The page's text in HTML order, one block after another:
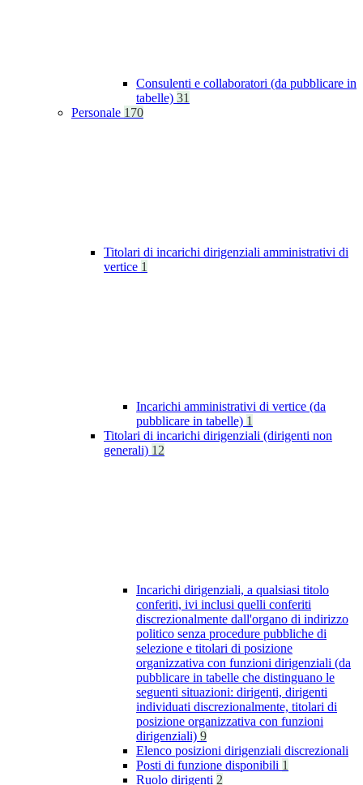
Consulenti e collaboratori (da pubblicare in
tabelle) 31
Personale 170
Titolari di incarichi dirigenziali amministrativi di
vertice 1
Incarichi amministrativi di vertice (da
pubblicare in tabelle) 1
Titolari di incarichi dirigenziali (dirigenti non
generali) 12
Incarichi dirigenziali, a qualsiasi titolo
conferiti, ivi inclusi quelli conferiti
discrezionalmente dall'organo di indirizzo
politico senza procedure pubbliche di
selezione e titolari di posizione
organizzativa con funzioni dirigenziali (da
pubblicare in tabelle che distinguano le
seguenti situazioni: dirigenti, dirigenti
individuati discrezionalmente, titolari di
posizione organizzativa con funzioni
dirigenziali) 9
Elenco posizioni dirigenziali discrezionali
Posti di funzione disponibili 1
Ruolo dirigenti 2